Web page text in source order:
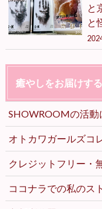
と
と
癒やしをお届けす
SHOWROOMの活動
オトカワガールズコ
クレジットフリー・
ココナラでの私のス